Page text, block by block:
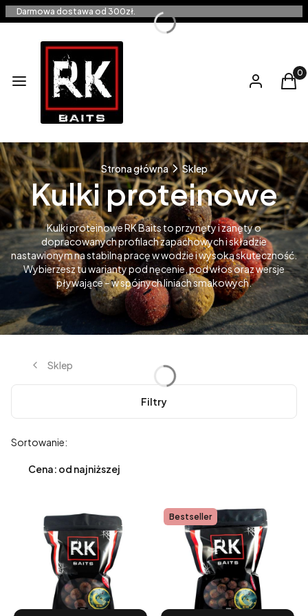
Darmowa dostawa od 300zł.
Menu Zaloguj się
Strona główna Sklep
Kulki proteinowe
Kulki proteinowe RK Baits to przynęty i zanęty o
dopracowanych profilach zapachowych i składzie
nastawionym na stabilną pracę w wodzie i wysoką skuteczność.
Wybierzesz tu warianty pod nęcenie, pod włos oraz wersje
pływające – w spójnych liniach smakowych.
Sklep
Filtry
Lista produktów
Sortowanie:
Cena: od najniższej
Bestseller